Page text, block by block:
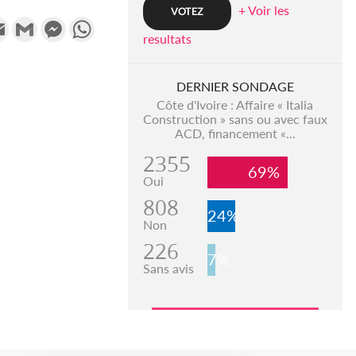
Email Gmail MessengerWhatsApp
+ Voir les
resultats
DERNIER SONDAGE
Côte d'Ivoire : Affaire « Italia
Construction » sans ou avec faux
ACD, financement «...
2355
Oui 69%
808
Non 24%
226
Sans avis 7%